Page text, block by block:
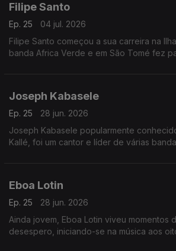
Filipe Santo
Ep. 25
04 jul. 2026
Filipe Santo começou a sua carreira na
banda Africa Verde e em São Tomé fez
Joseph Kabasele
Ep. 25
28 jun. 2026
Joseph Kabasele popularmente
Kallé, foi um cantor e líder de várias
Eboa Lotin
Ep. 25
28 jun. 2026
Ainda jovem, Eboa Lotin viveu momentos
desespero, iniciando-se na música aos